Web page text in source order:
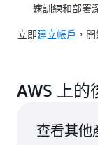
速訓練和部署
立即建立帳戶 ，
AWS 上的
查看其他